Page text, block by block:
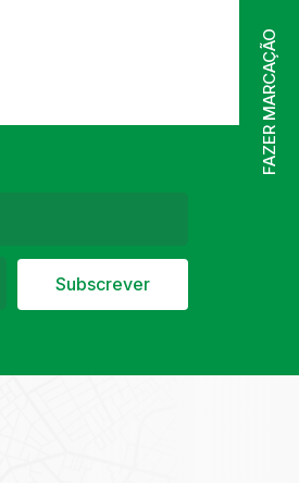
FAZER MARCAÇÃO
Subscrever